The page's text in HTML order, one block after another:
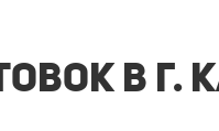
в г.